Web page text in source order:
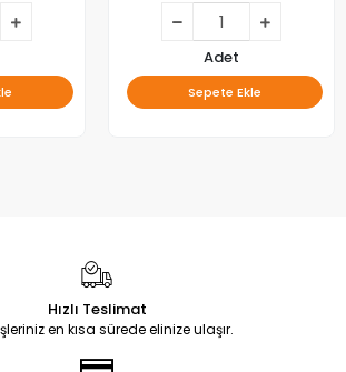
V2GE-
Adet
Sepete Ekle
Hızlı Teslimat
en kısa sürede elinize ulaşır.